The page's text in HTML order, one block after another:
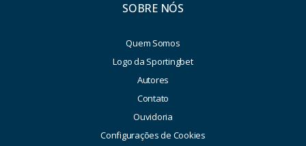
SOBRE NÓS
Quem Somos
Logo da Sportingbet
Autores
Contato
Ouvidoria
Configurações de Cookies